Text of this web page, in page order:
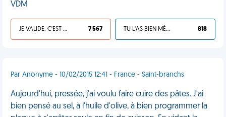
VDM
JE VALIDE, C'EST UNE VDM 7 567 TU L'AS BIEN MÉRITÉ 818
Par Anonyme - 10/02/2015 12:41 - France - Saint-branchs
Aujourd'hui, pressée, j'ai voulu faire cuire des pâtes. J'ai
bien pensé au sel, à l'huile d'olive, à bien programmer la